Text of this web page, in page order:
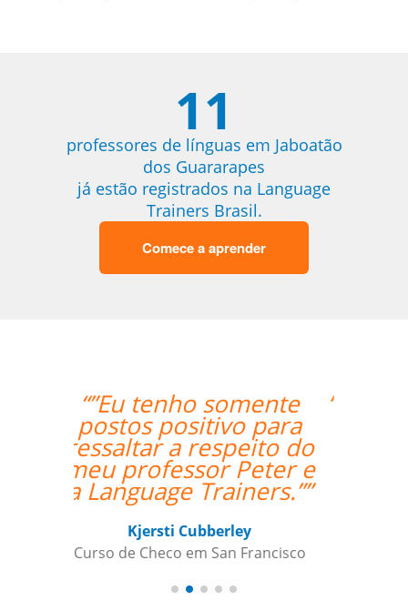
11
professores de línguas em Jaboatão
dos Guararapes
já estão registrados na Language
Trainers Brasil.
Comece a aprender
“”I am very happy with
Jane, I love our
lessons.””
Roland Tschanz
Curso de em Belo Horizonte